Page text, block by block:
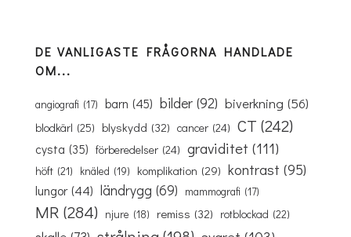
DE VANLIGASTE FRÅGORNA HANDLADE
OM...
angiografi (17) barn (45) bilder (92) biverkning (56)
blodkärl (25) blyskydd (32) cancer (24) CT (242)
cysta (35) förberedelser (24) graviditet (111)
höft (21) knäled (19) komplikation (29) kontrast (95)
lungor (44) ländrygg (69) mammografi (17)
MR (284) njure (18) remiss (32) rotblockad (22)